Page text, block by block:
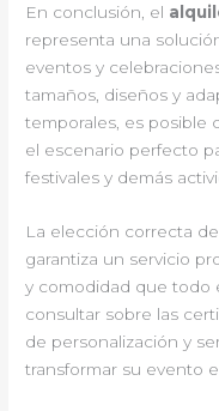
En conclusión, el
representa una
eventos y
tamaños, diseños y
temporales, es posible
el escenario perfecto
festivales y demás
La elección correcta
garantiza un servicio
y comodidad que todo
consultar sobre las
de personalización y
transformar su evento